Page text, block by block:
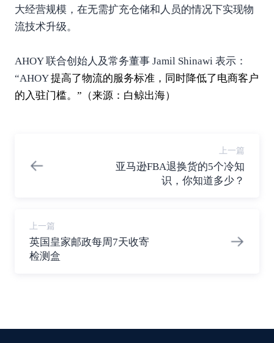
大经营规模，在无需扩充仓储和人员的情况下实现物
流技术升级。
AHOY 联合创始人及常务董事 Jamil Shinawi 表示：
“AHOY提高了物流的服务标准，同时降低了电商客户
的入驻门槛。”（来源： 白鲸出海）
上一篇
亚马逊FBA退换货的5个冷知
识，你知道多少？
上一篇
英国皇家邮政每周7天收寄
检测盒